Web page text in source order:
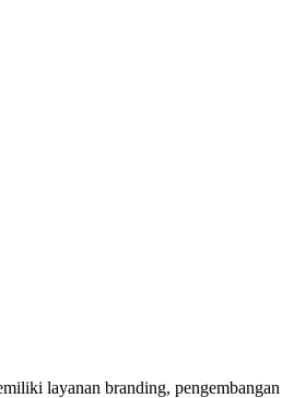
layanan branding, pengembangan